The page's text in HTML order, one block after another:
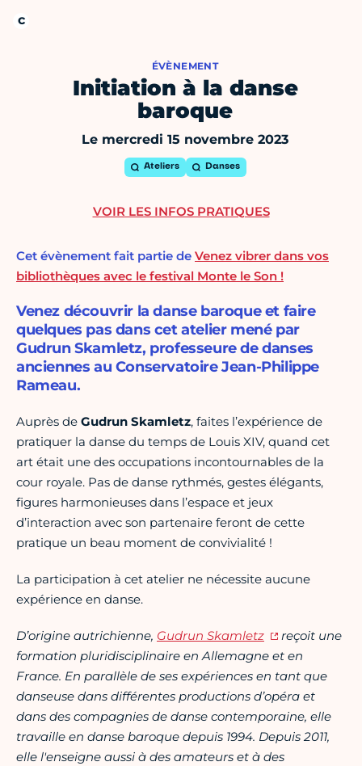
ÉVÈNEMENT
Initiation à la danse
baroque
Le mercredi 15 novembre 2023
Ateliers Danses
Cet évènement fait partie de Venez vibrer dans vos
bibliothèques avec le festival Monte le Son !
Venez découvrir la danse baroque et faire
quelques pas dans cet atelier mené par
Gudrun Skamletz, professeure de danses
anciennes au Conservatoire Jean-Philippe
Rameau.
Auprès de Gudrun Skamletz, faites l’expérience de
pratiquer la danse du temps de Louis XIV, quand cet
art était une des occupations incontournables de la
cour royale. Pas de danse rythmés, gestes élégants,
figures harmonieuses dans l’espace et jeux
d’interaction avec son partenaire feront de cette
pratique un beau moment de convivialité !
La participation à cet atelier ne nécessite aucune
expérience en danse.
D’origine autrichienne, Gudrun Skamletz
reçoit une
formation pluridisciplinaire en Allemagne et en
France. En parallèle de ses expériences en tant que
danseuse dans différentes productions d’opéra et
dans des compagnies de danse contemporaine, elle
travaille en danse baroque depuis 1994. Depuis 2011,
elle l'enseigne aussi à des amateurs et à des
VOIR LES INFOS PRATIQUES